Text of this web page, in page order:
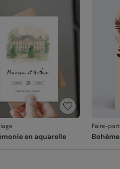
si le point concerne la
validée (texte, photo, mise en
pas être repris.
en aquarelle
Faire-